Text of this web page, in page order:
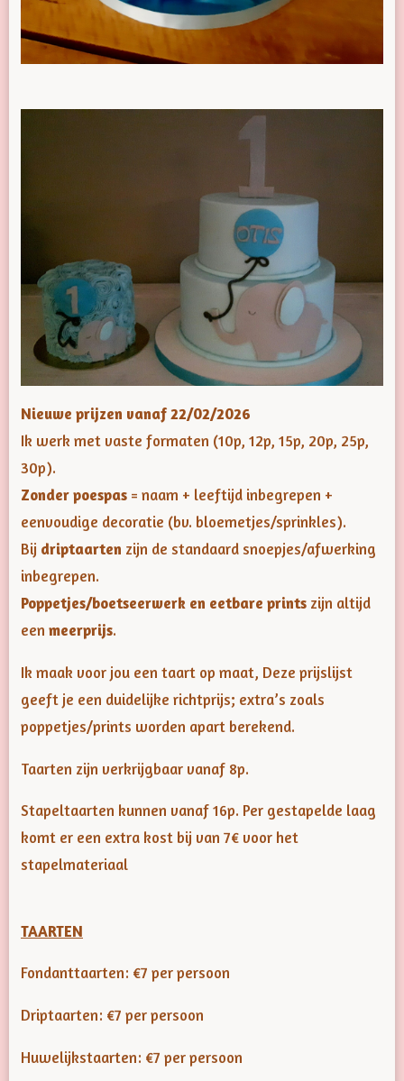
Nieuwe prijzen vanaf 22/02/2026
Ik werk met vaste formaten (10p, 12p, 15p, 20p, 25p,
30p).
Zonder poespas = naam + leeftijd inbegrepen +
eenvoudige decoratie (bv. bloemetjes/sprinkles).
Bij driptaarten zijn de standaard snoepjes/afwerking
inbegrepen.
Poppetjes/boetseerwerk en eetbare prints zijn altijd
een meerprijs.
Ik maak voor jou een taart op maat, Deze prijslijst
geeft je een duidelijke richtprijs; extra’s zoals
poppetjes/prints worden apart berekend.
Taarten zijn verkrijgbaar vanaf 8p.
Stapeltaarten kunnen vanaf 16p. Per gestapelde laag
komt er een extra kost bij van 7€ voor het
stapelmateriaal
TAARTEN
Fondanttaarten: €7 per persoon
Driptaarten: €7 per persoon
Huwelijkstaarten: €7 per persoon